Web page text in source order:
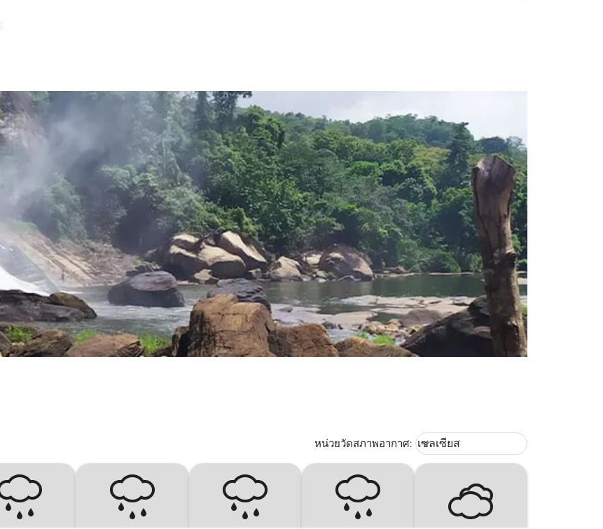
หน่วยวัดสภาพอากาศ: Weather unit option เซลเซียส
เซลเซียส
keyboard_arrow_down